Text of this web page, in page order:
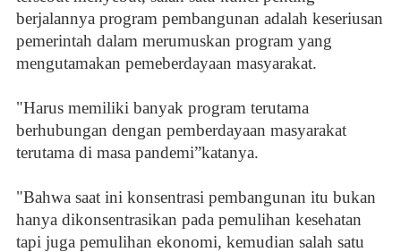
berjalannya program pembangunan adalah keseriusan
pemerintah dalam merumuskan program yang
mengutamakan pemeberdayaan masyarakat.
"Harus memiliki banyak program terutama
berhubungan dengan pemberdayaan masyarakat
terutama di masa pandemi”katanya.
"Bahwa saat ini konsentrasi pembangunan itu bukan
hanya dikonsentrasikan pada pemulihan kesehatan
tapi juga pemulihan ekonomi, kemudian salah satu